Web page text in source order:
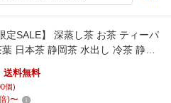
定SALE】 深蒸し茶 お茶 ティーパ
日本茶 静岡茶 水出し 冷茶 静岡
バッグ【3年連続 楽天グルメ大賞
み深むしティーパック100個入 が
メール便 送料無料 業務用 お徳用
送料無料
個)
)〜